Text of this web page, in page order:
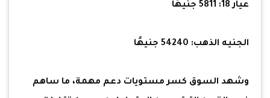
عيار 18: 5811 جنيهًا
الجنيه الذهب: 54240 جنيهًا
وشهد السوق كسر مستويات دعم مهمة، ما ساهم